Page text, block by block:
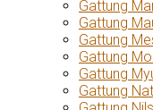
Gattung
Gattung
Gattung
Gattung
Gattung
Gattung